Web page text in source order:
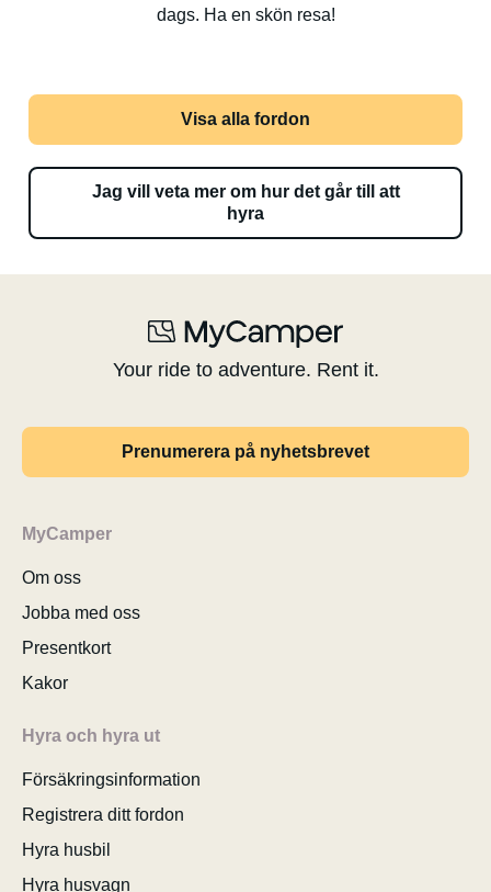
dags. Ha en skön resa!
Visa alla fordon
Jag vill veta mer om hur det går till att
hyra
Your ride to adventure. Rent it.
Prenumerera på nyhetsbrevet
MyCamper
Om oss
Jobba med oss
Presentkort
Kakor
Hyra och hyra ut
Försäkringsinformation
Registrera ditt fordon
Hyra husbil
Hyra husvagn